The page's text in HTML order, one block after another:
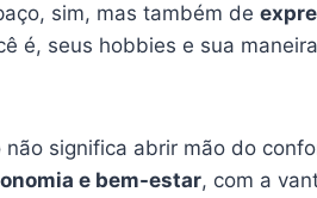
sim, mas também de
é, seus hobbies e sua
significa abrir mão do
e bem-estar, com a